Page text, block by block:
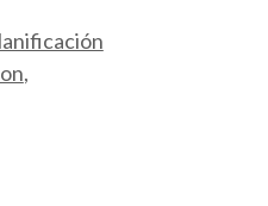
,